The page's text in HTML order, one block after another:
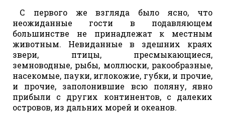
С первого же взгляда было ясно, что
неожиданные гости в подавляющем
большинстве не принадлежат к местным
животным. Невиданные в здешних краях
звери, птицы, пресмыкающиеся,
земноводные, рыбы, моллюски, ракообразные,
насекомые, пауки, иглокожие, губки, и прочие,
и прочие, заполонившие всю поляну, явно
прибыли с других континентов, с далеких
островов, из дальних морей и океанов.